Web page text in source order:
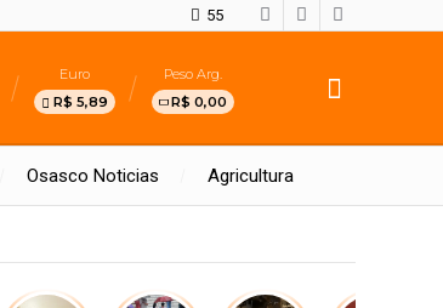
55
Euro
R$ 5,89
Peso Arg.
R$ 0,00
Osasco Noticias Agricultura